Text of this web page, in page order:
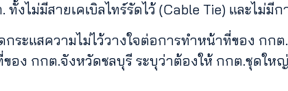
ทั้งไม่มีสายเคเบิลไทร์รัดไว้ (Cable Tie) และไม่
กระแสความไม่ไว้วางใจต่อการทำหน้าที่ของ กก
ของ กกต.จังหวัดชลบุรี ระบุว่าต้องให้ กกต.ชุดให